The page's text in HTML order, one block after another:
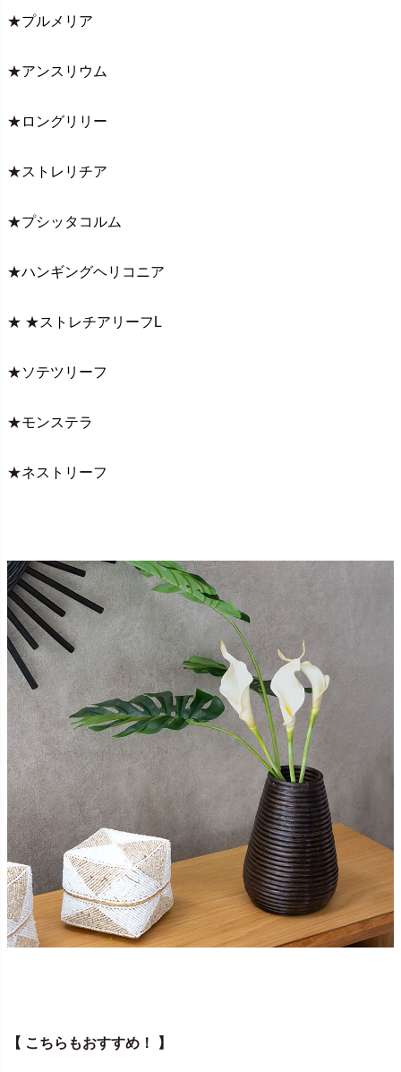
★プルメリア
★アンスリウム
★ ロングリリー
★ストレリチア
★プシッタコルム
★ハンギングヘリコニア
★ ★ストレチアリーフL
★ソテツリーフ
★モンステラ
★ネストリーフ
【 こちらもおすすめ！ 】